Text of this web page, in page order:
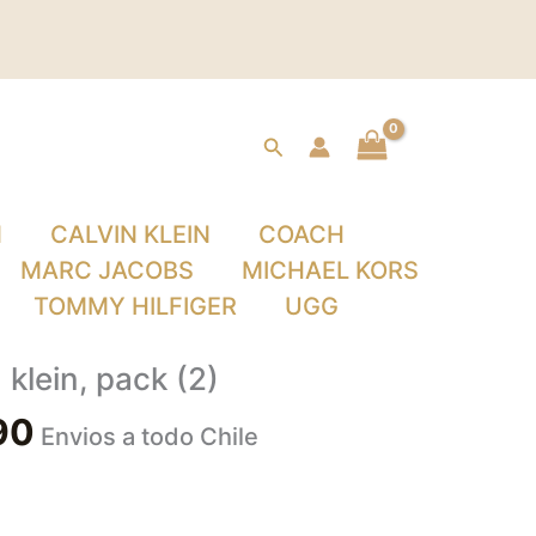
Buscar
CALVIN KLEIN
COACH
MARC JACOBS
MICHAEL KORS
TOMMY HILFIGER
UGG
pack (2)
Envios a todo Chile